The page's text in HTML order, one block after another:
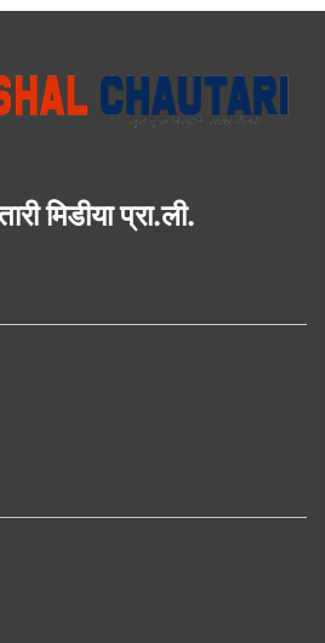
मिडीया प्रा.ली.